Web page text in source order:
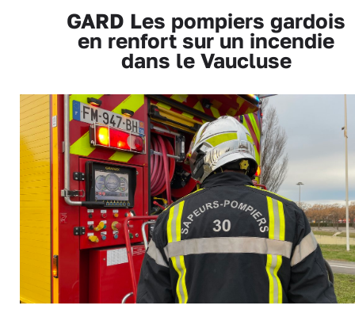
GARD Les pompiers gardois
en renfort sur un incendie
dans le Vaucluse